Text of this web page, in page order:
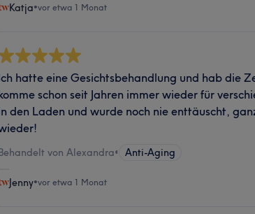
Katja•vor etwa 1 Monat
hatte eine Gesichtsbehandlung und hab die
schon seit Jahren immer wieder für
den Laden und wurde noch nie enttäuscht,
von Alexandra• Anti-Aging
Jenny•vor etwa 1 Monat